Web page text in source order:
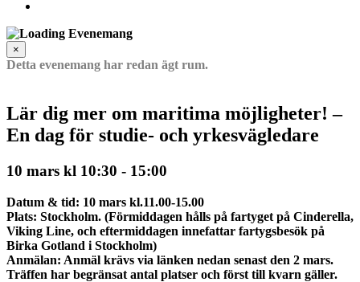
×
Detta evenemang har redan ägt rum.
Lär dig mer om maritima möjligheter! –
En dag för studie- och yrkesvägledare
10 mars kl 10:30 - 15:00
Datum & tid: 10 mars kl.11.00-15.00
Plats: Stockholm. (Förmiddagen hålls på fartyget på Cinderella,
Viking Line, och eftermiddagen innefattar fartygsbesök på
Birka Gotland i Stockholm)
Anmälan: Anmäl krävs via länken nedan senast den 2 mars.
Träffen har begränsat antal platser och först till kvarn gäller.